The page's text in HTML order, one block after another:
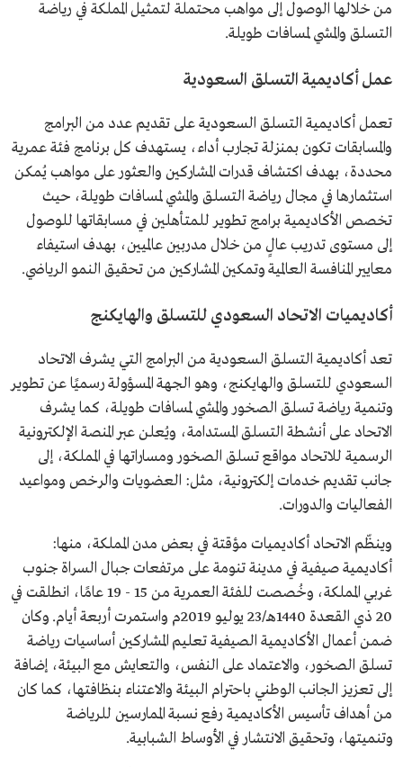
من خلالها الوصول إلى مواهب محتملة لتمثيل المملكة في رياضة
التسلق والمشي لمسافات طويلة.
عمل أكاديمية التسلق السعودية
تعمل أكاديمية التسلق السعودية على تقديم عدد من البرامج
والمسابقات تكون بمنزلة تجارب أداء، يستهدف كل برنامج فئة عمرية
محددة، بهدف اكتشاف قدرات المشاركين والعثور على مواهب يُمكن
استثمارها في مجال رياضة التسلق والمشي لمسافات طويلة، حيث
تخصص الأكاديمية برامج تطوير للمتأهلين في مسابقاتها للوصول
إلى مستوى تدريب عالٍ من خلال مدربين عالميين، بهدف استيفاء
معايير المنافسة العالمية وتمكين المشاركين من تحقيق النمو الرياضي.
أكاديميات الاتحاد السعودي للتسلق والهايكنج
تعد أكاديمية التسلق السعودية من البرامج التي يشرف الاتحاد
السعودي للتسلق والهايكنج، وهو الجهة المسؤولة رسميًا عن تطوير
وتنمية رياضة تسلق الصخور والمشي لمسافات طويلة، كما يشرف
الاتحاد على أنشطة التسلق المستدامة، ويُعلن عبر المنصة الإلكترونية
الرسمية للاتحاد مواقع تسلق الصخور ومساراتها في المملكة، إلى
جانب تقديم خدمات إلكترونية، مثل: العضويات والرخص ومواعيد
الفعاليات والدورات.
وينظّم الاتحاد أكاديميات مؤقتة في بعض مدن المملكة، منها:
أكاديمية صيفية في مدينة تنومة على مرتفعات جبال السراة جنوب
غربي المملكة، وخُصصت للفئة العمرية من 15 - 19 عامًا، انطلقت في
20 ذي القعدة 1440هـ/23 يوليو 2019م واستمرت أربعة أيام. وكان
ضمن أعمال الأكاديمية الصيفية تعليم المشاركين أساسيات رياضة
تسلق الصخور، والاعتماد على النفس، والتعايش مع البيئة، إضافة
إلى تعزيز الجانب الوطني باحترام البيئة والاعتناء بنظافتها، كما كان
من أهداف تأسيس الأكاديمية رفع نسبة الممارسين للرياضة
وتنميتها، وتحقيق الانتشار في الأوساط الشبابية.